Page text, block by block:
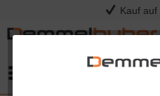
Kauf auf